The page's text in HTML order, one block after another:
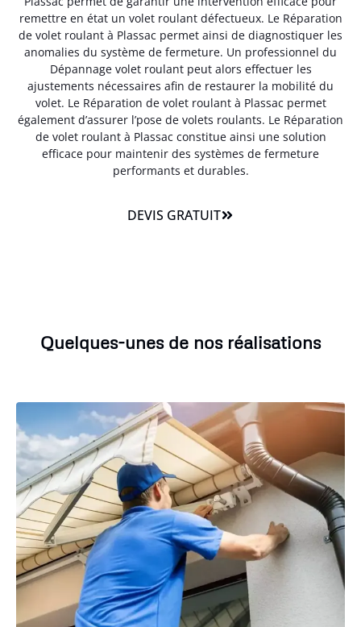
remettre en état un volet roulant défectueux. Le Réparation
de volet roulant à Plassac permet ainsi de diagnostiquer les
anomalies du système de fermeture. Un professionnel du
Dépannage volet roulant peut alors effectuer les
ajustements nécessaires afin de restaurer la mobilité du
volet. Le Réparation de volet roulant à Plassac permet
également d’assurer l’pose de volets roulants. Le Réparation
de volet roulant à Plassac constitue ainsi une solution
efficace pour maintenir des systèmes de fermeture
performants et durables.
DEVIS GRATUIT
Quelques-unes de nos réalisations